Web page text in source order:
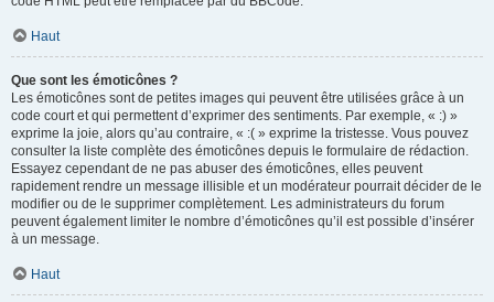
Haut
Que sont les émoticônes ?
Les émoticônes sont de petites images qui peuvent être utilisées grâce à un
code court et qui permettent d’exprimer des sentiments. Par exemple, « :) »
exprime la joie, alors qu’au contraire, « :( » exprime la tristesse. Vous pouvez
consulter la liste complète des émoticônes depuis le formulaire de rédaction.
Essayez cependant de ne pas abuser des émoticônes, elles peuvent
rapidement rendre un message illisible et un modérateur pourrait décider de le
modifier ou de le supprimer complètement. Les administrateurs du forum
peuvent également limiter le nombre d’émoticônes qu’il est possible d’insérer
à un message.
Haut